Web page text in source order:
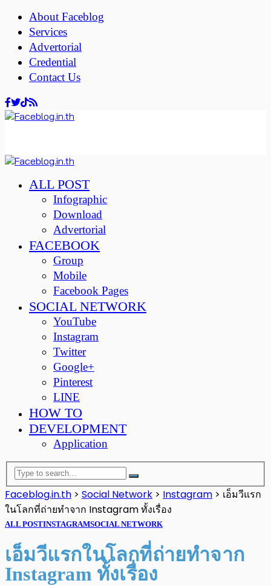
About Faceblog
Services
Advertorial
Credential
Contact Us
ALL POST
Infographic
Download
Advertorial
FACEBOOK
Group
Mobile
Facebook Pages
SOCIAL NETWORK
YouTube
Instagram
Twitter
Google+
Pinterest
LINE
HOW TO
DEVELOPMENT
Application
Faceblog.in.th > Social Network > Instagram > เอ็มวีแรก
ในโลกที่ถ่ายทำจาก Instagram ทั้งเรื่อง
ALL POSTINSTAGRAMSOCIAL NETWORK
เอ็มวีแรกในโลกที่ถ่ายทำจาก
Instagram ทั้งเรื่อง